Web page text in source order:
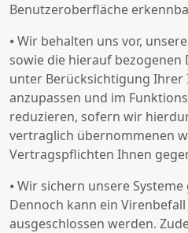
Benutzeroberfläche
⦁ Wir behalten uns vor,
sowie die hierauf
unter Berücksichtigung Ihrer
anzupassen und im
reduzieren, sofern wir
vertraglich übernommenen
Vertragspflichten Ihnen
⦁ Wir sichern unsere
Dennoch kann ein
ausgeschlossen werden.